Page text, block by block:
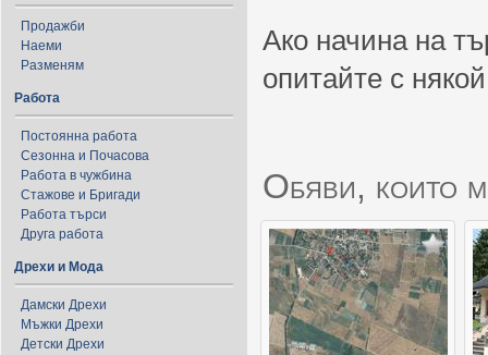
Продажби
Наеми
Разменям
Работа
Постоянна работа
Сезонна и Почасова
Работа в чужбина
Стажове и Бригади
Работа търси
Друга работа
Дрехи и Мода
Дамски Дрехи
Мъжки Дрехи
Детски Дрехи
Ако начина на
опитайте с
Обяви, които